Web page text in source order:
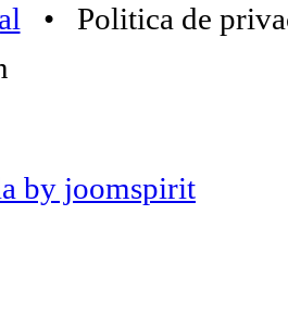
• Politica de
by joomspirit